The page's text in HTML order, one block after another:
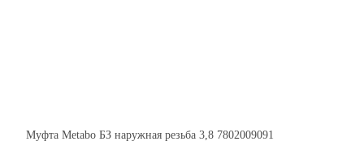
Муфта Metabo БЗ наружная резьба 3,8 7802009091